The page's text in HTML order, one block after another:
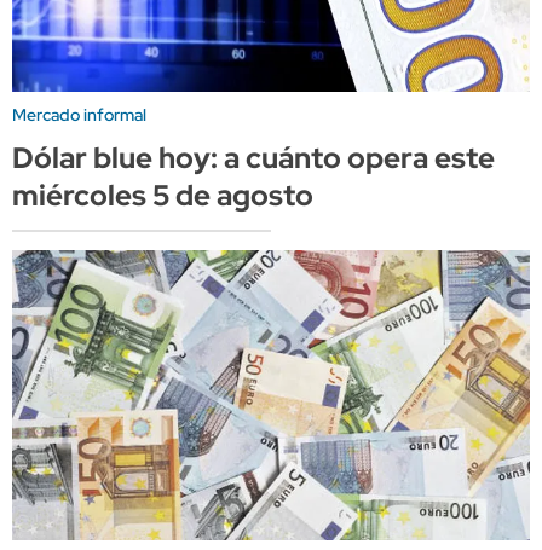
Mercado informal
Dólar blue hoy: a cuánto opera este
miércoles 5 de agosto